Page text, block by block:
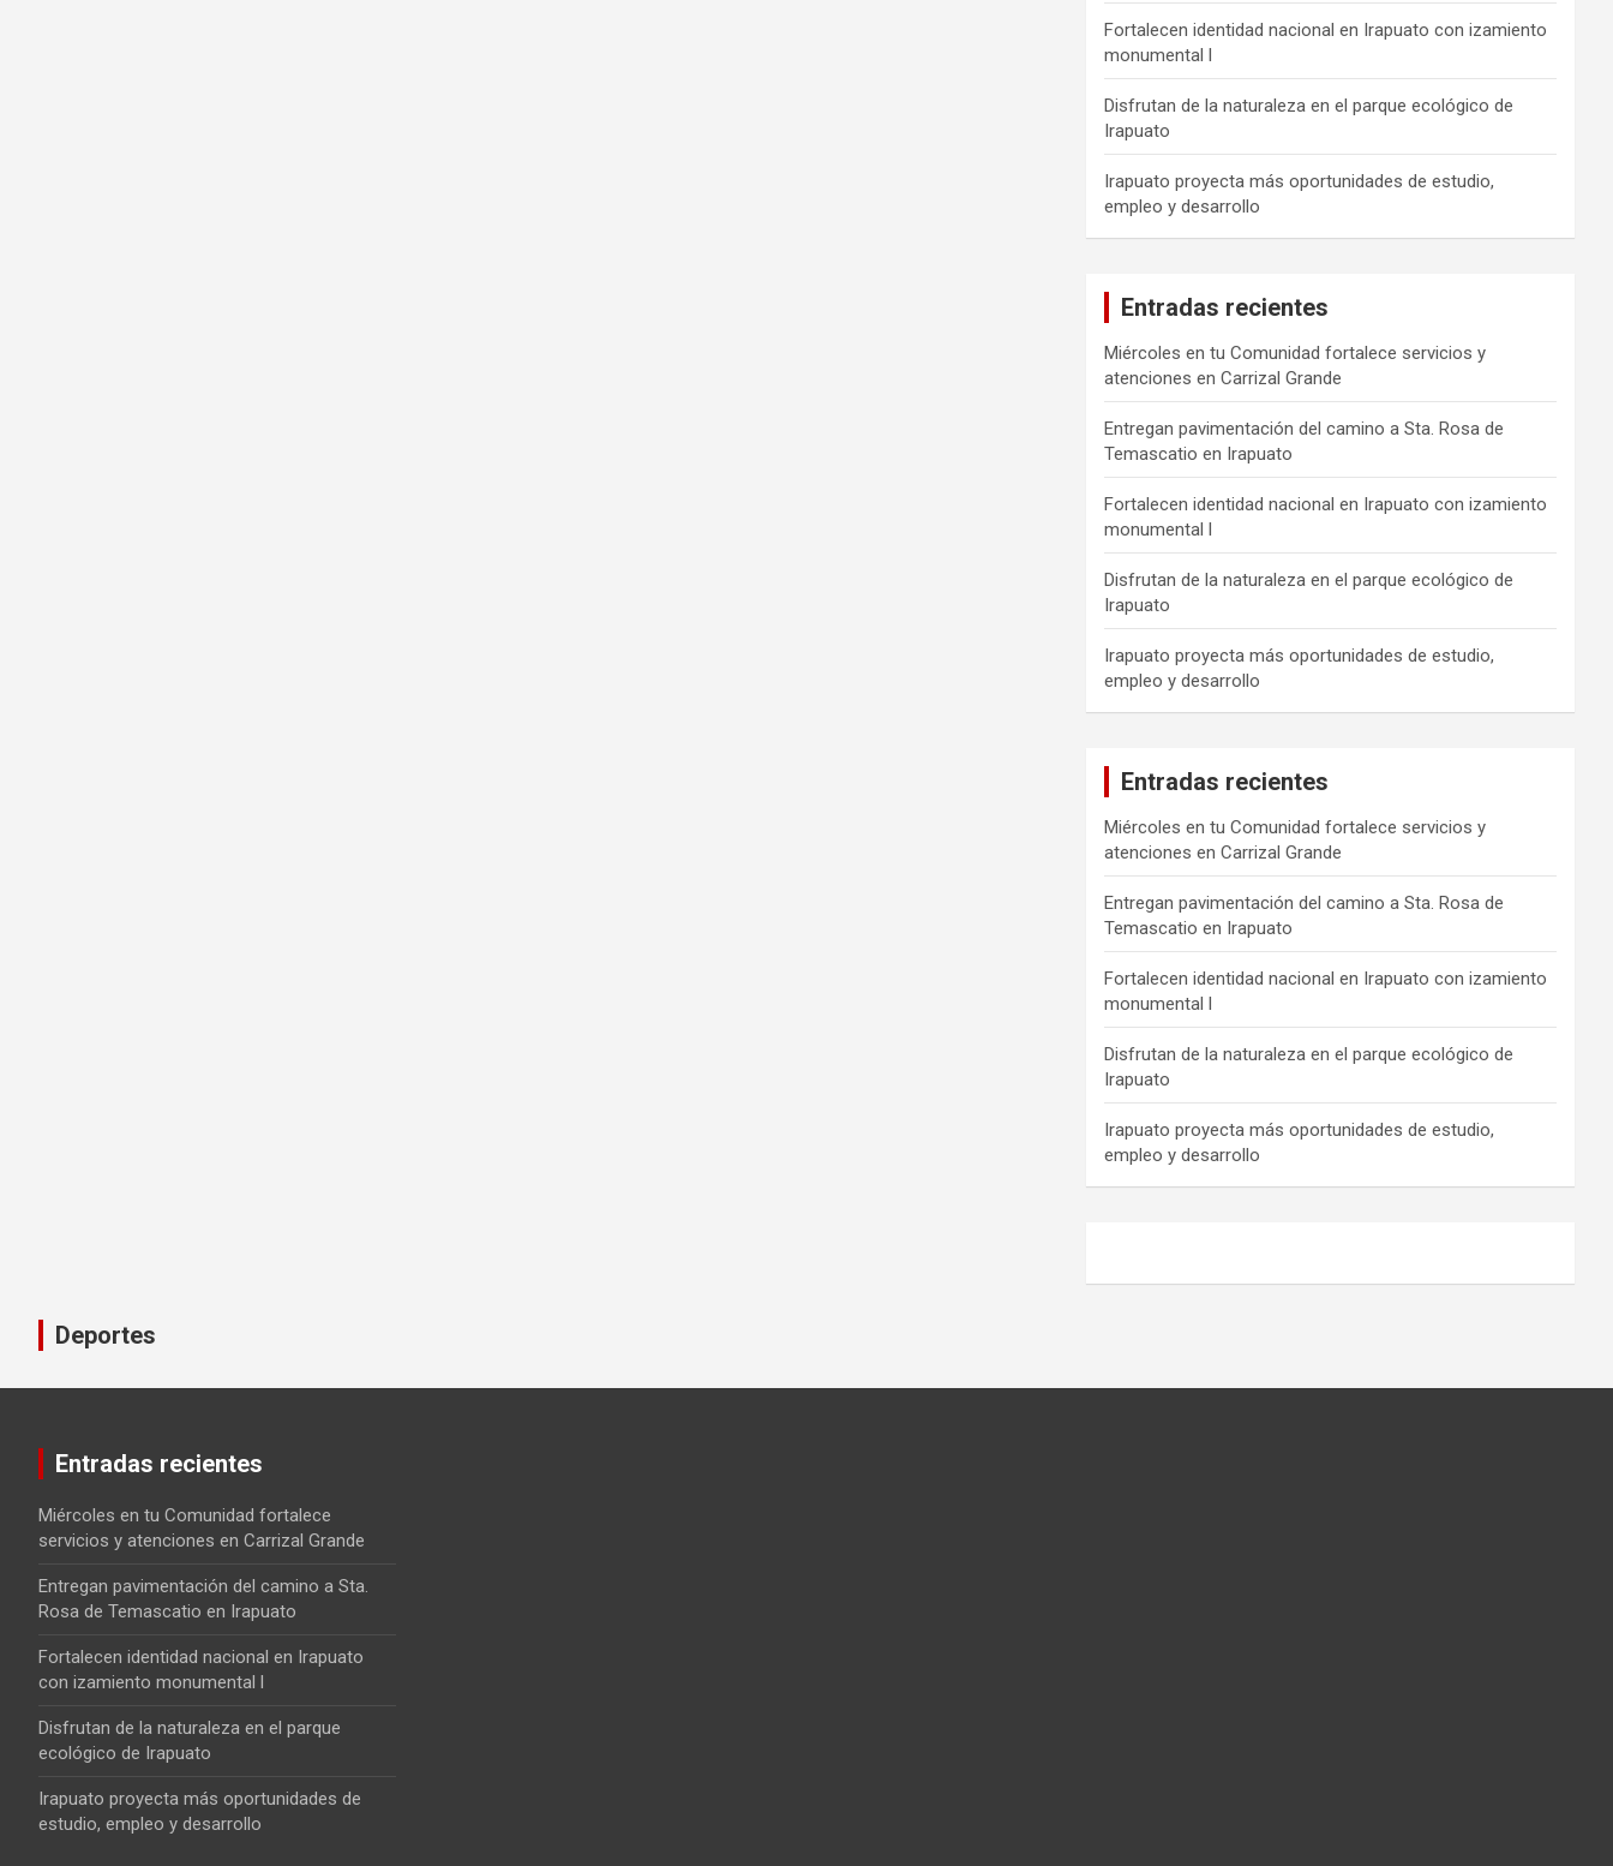
Fortalecen identidad nacional en Irapuato con izamiento
monumental l
Disfrutan de la naturaleza en el parque ecológico de
Irapuato
Irapuato proyecta más oportunidades de estudio,
empleo y desarrollo
Entradas recientes
Miércoles en tu Comunidad fortalece servicios y
atenciones en Carrizal Grande
Entregan pavimentación del camino a Sta. Rosa de
Temascatio en Irapuato
Fortalecen identidad nacional en Irapuato con izamiento
monumental l
Disfrutan de la naturaleza en el parque ecológico de
Irapuato
Irapuato proyecta más oportunidades de estudio,
empleo y desarrollo
Entradas recientes
Miércoles en tu Comunidad fortalece servicios y
atenciones en Carrizal Grande
Entregan pavimentación del camino a Sta. Rosa de
Temascatio en Irapuato
Fortalecen identidad nacional en Irapuato con izamiento
monumental l
Disfrutan de la naturaleza en el parque ecológico de
Irapuato
Irapuato proyecta más oportunidades de estudio,
empleo y desarrollo
Deportes
Entradas recientes
Miércoles en tu Comunidad fortalece
servicios y atenciones en Carrizal Grande
Entregan pavimentación del camino a Sta.
Rosa de Temascatio en Irapuato
Fortalecen identidad nacional en Irapuato
con izamiento monumental l
Disfrutan de la naturaleza en el parque
ecológico de Irapuato
Irapuato proyecta más oportunidades de
estudio, empleo y desarrollo